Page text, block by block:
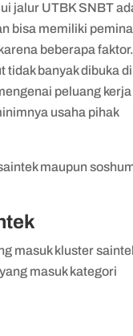
jalur UTBK SNBT
bisa memiliki
beberapa faktor.
tidak banyak dibuka di
peluang
usaha pihak
maupun
masuk kluster
masuk kategori